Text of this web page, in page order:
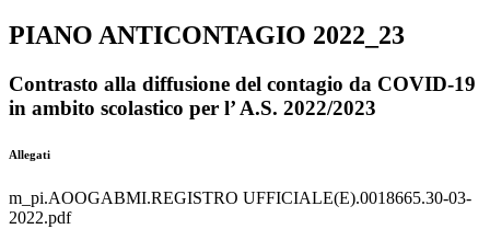
PIANO ANTICONTAGIO 2022_23
Contrasto alla diffusione del contagio da COVID-19
in ambito scolastico per l’ A.S. 2022/2023
Allegati
m_pi.AOOGABMI.REGISTRO UFFICIALE(E).0018665.30-03-
2022.pdf